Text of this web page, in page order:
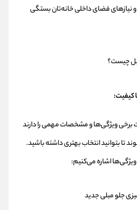
نیازهای فضای داخلی خانه‌تان بستگی
چیست؟
کیفیت:
ویژگی‌ها و مشخصات مهمی را دارند
تا بتوانید انتخاب بهتری داشته باشید.
ویژگی‌ها اشاره می‌کنیم:
جلو مبلی جدید